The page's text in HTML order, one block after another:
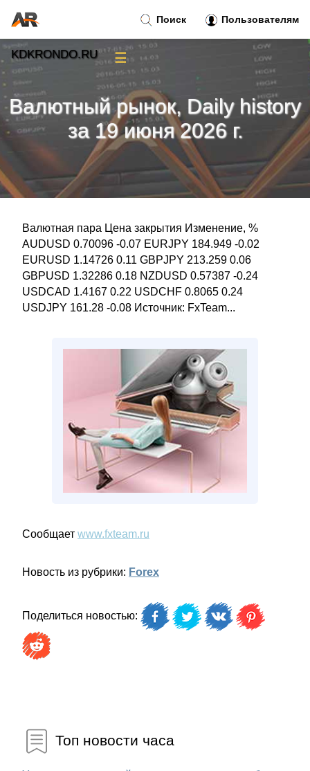
Валютный рынок, Daily history
за 19 июня 2026 г.
Валютная пара Цена закрытия Изменение, %
AUDUSD 0.70096 -0.07 EURJPY 184.949 -0.02
EURUSD 1.14726 0.11 GBPJPY 213.259 0.06
GBPUSD 1.32286 0.18 NZDUSD 0.57387 -0.24
USDCAD 1.4167 0.22 USDCHF 0.8065 0.24
USDJPY 161.28 -0.08 Источник: FxTeam...
Сообщает www.fxteam.ru
Новость из рубрики: Forex
Поделиться новостью:
Топ новости часа
Поиск Пользователям
KDKRONDO.RU ☰
Тренды новостей»
Правила»
Контакт»